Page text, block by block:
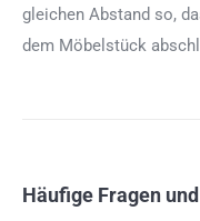
gleichen Abstand so,
dem Möbelstück
Häufige Fragen